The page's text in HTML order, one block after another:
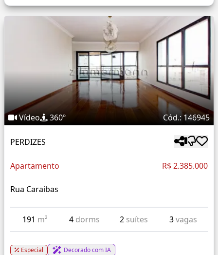
Vídeo 360º Cód.: 146945
PERDIZES
Apartamento R$ 2.385.000
Rua Caraibas
191 m² 4 dorms 2 suítes 3vagas
Especial Decorado com IA